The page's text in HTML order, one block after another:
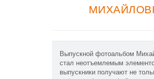
Выпускной фотоальбом
стал неотъемлемым
выпускники получают не